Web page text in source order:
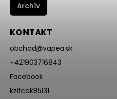
Archív
KONTAKT
obchod@vapea.sk
+421903716843
Facebook
kzifcak85131